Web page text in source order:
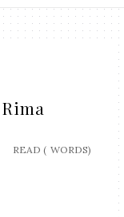
READ ( WORDS)